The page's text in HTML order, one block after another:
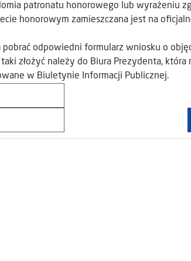
patronatu honorowego lub wyrażeniu
honorowym zamieszczana jest na
odpowiedni formularz wniosku o
złożyć należy do Biura Prezydenta, która
w Biuletynie Informacji Publicznej.